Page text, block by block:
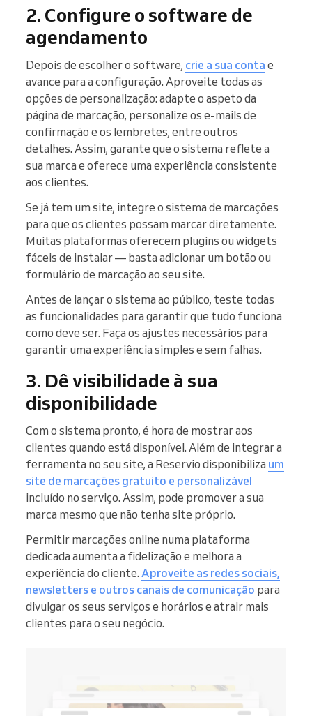
2. Configure o software de
agendamento
Depois de escolher o software, crie a sua conta e
avance para a configuração. Aproveite todas as
opções de personalização: adapte o aspeto da
página de marcação, personalize os e-mails de
confirmação e os lembretes, entre outros
detalhes. Assim, garante que o sistema reflete a
sua marca e oferece uma experiência consistente
aos clientes.
Se já tem um site, integre o sistema de marcações
para que os clientes possam marcar diretamente.
Muitas plataformas oferecem plugins ou widgets
fáceis de instalar — basta adicionar um botão ou
formulário de marcação ao seu site.
Antes de lançar o sistema ao público, teste todas
as funcionalidades para garantir que tudo funciona
como deve ser. Faça os ajustes necessários para
garantir uma experiência simples e sem falhas.
3. Dê visibilidade à sua
disponibilidade
Com o sistema pronto, é hora de mostrar aos
clientes quando está disponível. Além de integrar a
ferramenta no seu site, a Reservio disponibiliza um
site de marcações gratuito e personalizável
incluído no serviço. Assim, pode promover a sua
marca mesmo que não tenha site próprio.
Permitir marcações online numa plataforma
dedicada aumenta a fidelização e melhora a
experiência do cliente. Aproveite as redes sociais,
newsletters e outros canais de comunicação para
divulgar os seus serviços e horários e atrair mais
clientes para o seu negócio.